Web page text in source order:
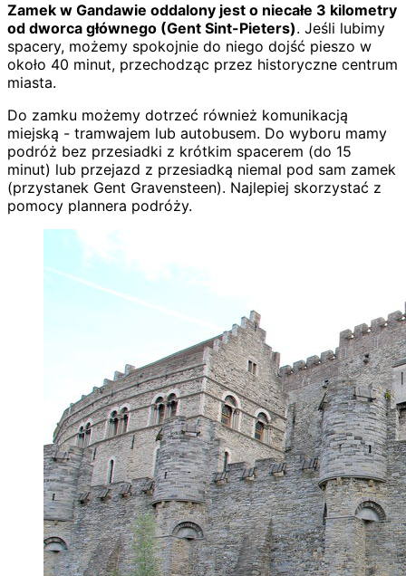
Zamek w Gandawie oddalony jest o niecałe 3 kilometry
od dworca głównego (Gent Sint-Pieters). Jeśli lubimy
spacery, możemy spokojnie do niego dojść pieszo w
około 40 minut, przechodząc przez historyczne centrum
miasta.
Do zamku możemy dotrzeć również komunikacją
miejską - tramwajem lub autobusem. Do wyboru mamy
podróż bez przesiadki z krótkim spacerem (do 15
minut) lub przejazd z przesiadką niemal pod sam zamek
(przystanek Gent Gravensteen). Najlepiej skorzystać z
pomocy plannera podróży.